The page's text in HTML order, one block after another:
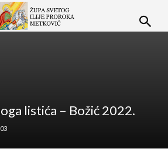
listića – Božić 2022.